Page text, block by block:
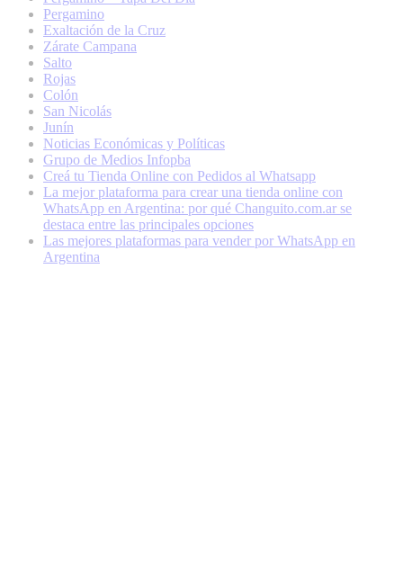
Pergamino
Exaltación de la Cruz
Zárate Campana
Salto
Rojas
Colón
San Nicolás
Junín
Noticias Económicas y Políticas
Grupo de Medios Infopba
Creá tu Tienda Online con Pedidos al Whatsapp
La mejor plataforma para crear una tienda online con
WhatsApp en Argentina: por qué Changuito.com.ar se
destaca entre las principales opciones
Las mejores plataformas para vender por WhatsApp en
Argentina